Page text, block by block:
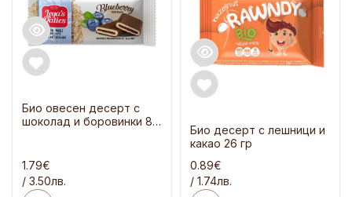
Био овесен десерт с
шоколад и боровинки 82
1.79€
/ 3.50лв.
Био десерт с лешници и
какао 26 гр
0.89€
/ 1.74лв.